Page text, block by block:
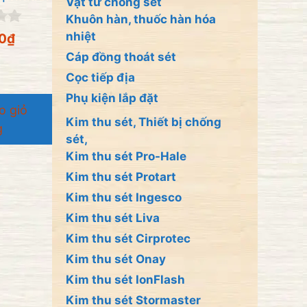
₫
giỏ
Khuôn hàn, thuốc hàn hóa
nhiệt
Cáp đồng thoát sét
Cọc tiếp địa
Phụ kiện lắp đặt
Kim thu sét, Thiết bị chống
sét,
Kim thu sét Pro-Hale
Kim thu sét Protart
Kim thu sét Ingesco
Kim thu sét Liva
Kim thu sét Cirprotec
Kim thu sét Onay
Kim thu sét IonFlash
Kim thu sét Stormaster